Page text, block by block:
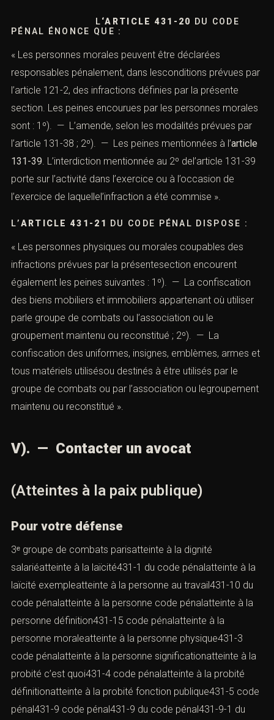
L‘ARTICLE 431-20
DU CODE
PÉNAL ÉNONCE QUE :
« Les personnes morales peuvent être déclarées
responsables pénalement, dans lesconditions prévues par
l’article 121-2, des infractions définies par la présente
section. Les peines encourues par les personnes morales
sont : 1º). — L’amende, selon les modalités prévues par
l’article 131-38 ; 2º). — Les peines mentionnées à l’article
131-39 . L’interdiction mentionnée au 2º del’article 131-39
porte sur l’activité dans l’exercice ou à l’occasion de
l’exercice de laquellel’infraction a été commise ».
L’ARTICLE 431-21 DU CODE PÉNAL DISPOSE :
« Les personnes physiques ou morales coupables des
infractions prévues par la présentesection encourent
également les peines suivantes : 1º). — La confiscation
des biens mobiliers et immobiliers appartenant où utiliser
parle groupe de combats ou l’association ou le
groupement maintenu ou reconstitué ; 2º). — La
confiscation des uniformes, insignes, emblèmes, armes et
tous matériels utilisésou destinés à être utilisés par le
groupe de combats ou par l’association ou legroupement
maintenu ou reconstitué ».
V). — Contacter un avocat
(Atteintes à la paix publique)
Pour votre défense
3ᵉ groupe de combats parisatteinte à la dignité
salariéatteinte à la laïcité431-1 du code pénalatteinte à la
laïcité exempleatteinte à la personne au travail431-10 du
code pénalatteinte à la personne code pénalatteinte à la
personne définition431-15 code pénalatteinte à la
personne moraleatteinte à la personne physique431-3
code pénalatteinte à la personne significationatteinte à la
probité c’est quoi431-4 code pénalatteinte à la probité
définitionatteinte à la probité fonction publique431-5 code
pénal431-9 code pénal431-9 du code pénal431-9-1 du